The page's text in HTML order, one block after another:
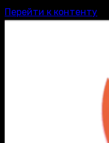
Перейти к контенту